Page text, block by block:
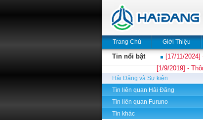
Trang Chủ Giới Thiệu
Tin nổi bật
[17/11/
[1/9/2019] -
Hải Đăng và Sự kiện
Tin liên quan Hải Đăng
Tin liên quan Furuno
Tin khác